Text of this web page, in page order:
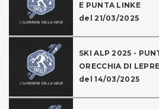
E PUNTA LINKE
del 21/03/2025
SKI ALP 2025 -
ORECCHIA DI LEPRE
del 14/03/2025